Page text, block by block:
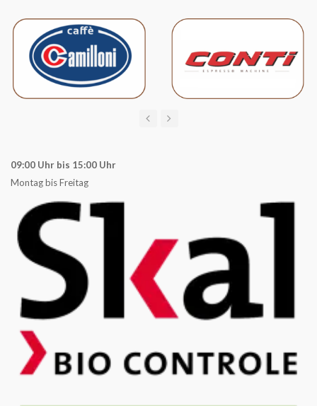
09:00 Uhr bis 15:00 Uhr
Montag bis Freitag